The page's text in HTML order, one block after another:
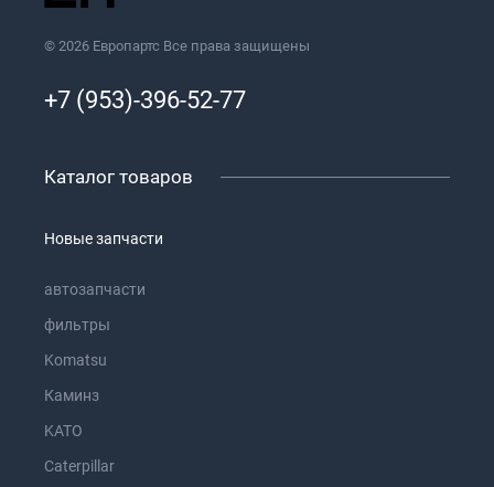
© 2026 Европартс Все права защищены
+7 (953)-396-52-77
Каталог товаров
Новые запчасти
автозапчасти
фильтры
Komatsu
Каминз
KATO
Caterpillar